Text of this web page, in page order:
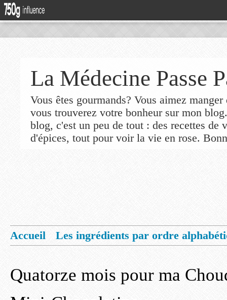
La Médecine Passe
Vous êtes gourmands? Vous aimez
vous trouverez votre bonheur sur mon
blog, c'est un peu de tout : des recettes de
d'épices, tout pour voir la vie en rose.
Accueil
Les ingrédients par ordre
Quatorze mois pour ma